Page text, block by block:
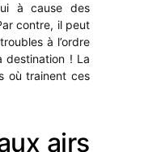
à cause des
contre, il peut
à l’ordre
destination ! La
où trainent ces
airs